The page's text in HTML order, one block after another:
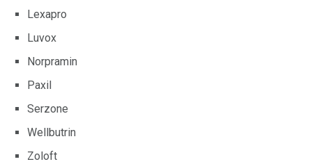
Lexapro
Luvox
Norpramin
Paxil
Serzone
Wellbutrin
Zoloft